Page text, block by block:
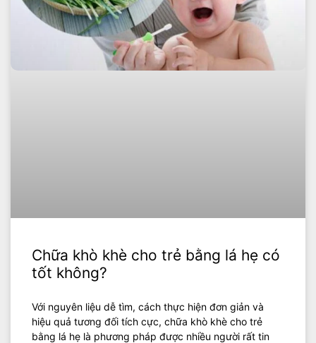
Chữa khò khè cho trẻ bằng lá hẹ có
tốt không?
Với nguyên liệu dễ tìm, cách thực hiện đơn giản và
hiệu quả tương đối tích cực, chữa khò khè cho trẻ
bằng lá hẹ là phương pháp được nhiều người rất tin